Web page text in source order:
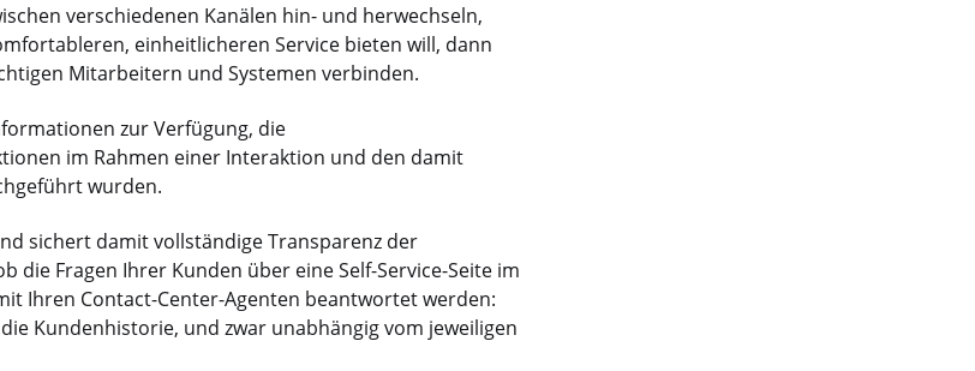
verschiedenen Kanälen hin- und herwechseln,
einheitlicheren Service bieten will, dann
Mitarbeitern und Systemen verbinden.
zur Verfügung, die
im Rahmen einer Interaktion und den damit
wurden.
sichert damit vollständige Transparenz der
die Fragen Ihrer Kunden über eine Self-Service-Seite im
Ihren Contact-Center-Agenten beantwortet werden:
Kundenhistorie, und zwar unabhängig vom jeweiligen